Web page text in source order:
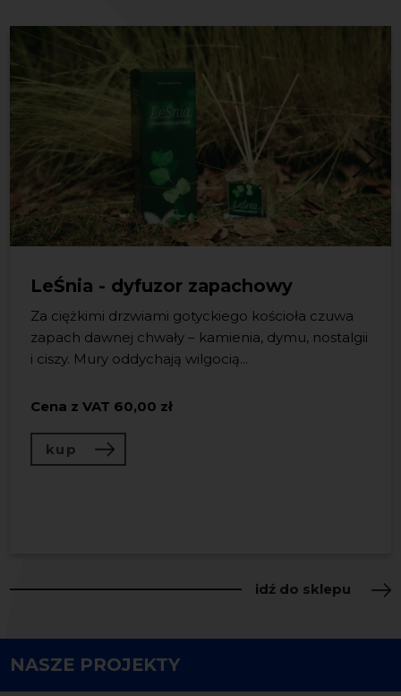
LeŚnia - dyfuzor zapachowy
Za ciężkimi drzwiami gotyckiego kościoła czuwa
zapach dawnej chwały – kamienia, dymu, nostalgii
i ciszy. Mury oddychają wilgocią...
Cena z VAT 60,00 zł
kup
Książka „LeŚnia” to wyjątkowe
wydawnictwo, będące
zwieńczeniem projektu, który
celebrował 30. rocznicę obecności
Cena z VAT 120,00 zł
Zestaw kolekcjonerski łączący artystyczną książkę
LeŚnia wydaną przezNadbałtyckie Centrum
inspirowa...
Cena z VAT 150,00 zł
idź do sklepu
NASZE PROJEKTY